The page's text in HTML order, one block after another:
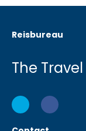
Reisbureau
The